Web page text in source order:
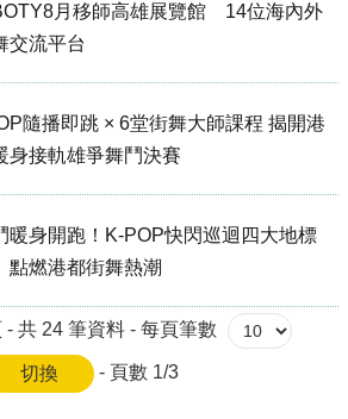
月移師高雄展覽館 14位海內外
交流平台
隨播即跳 × 6堂街舞大師課程 揭開港
接軌雄爭舞鬥決賽
暖身開跑！K-POP快閃巡迴四大地標
燃港都街舞熱潮
- 共 24 筆資料 - 每頁筆數
- 頁數 1/3